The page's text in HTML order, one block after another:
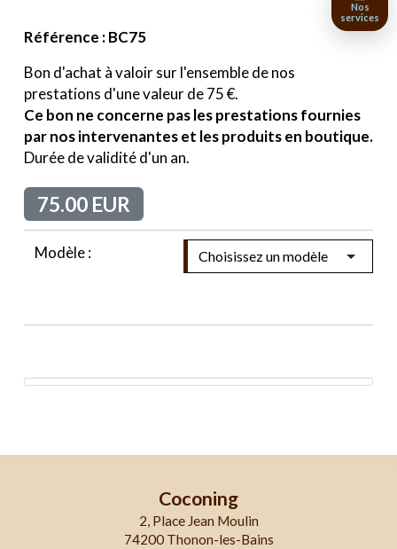
Référence : BC75
Bon d'achat à valoir sur l'ensemble de nos
prestations d'une valeur de 75 €.
Ce bon ne concerne pas les prestations fournies
par nos intervenantes et les produits en boutique.
Durée de validité d'un an.
75.00 EUR
Modèle :
Coconing
2, Place Jean Moulin
74200 Thonon-les-Bains
Nos
services